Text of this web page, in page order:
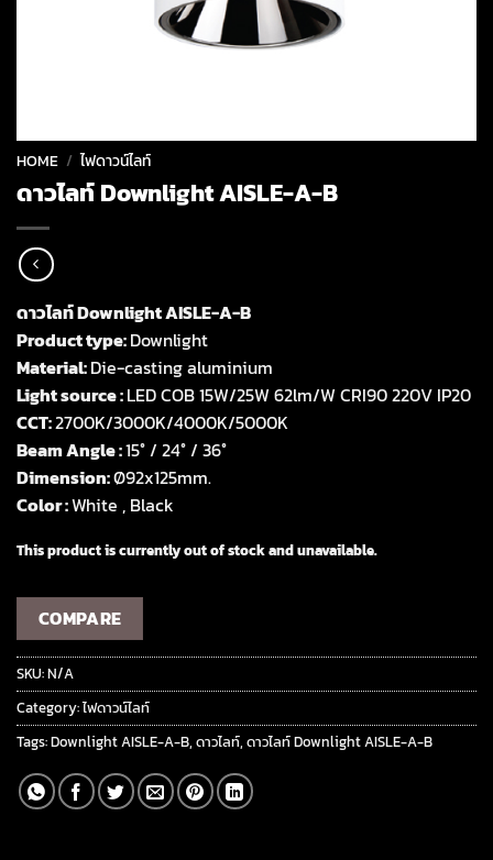
HOME / ไฟดาวน์ไลท์
ดาวไลท์ Downlight AISLE-A-B
ดาวไลท์ Downlight AISLE-A-B
Product type:Downlight
Material:Die-casting aluminium
Light source :LED COB 15W/25W 62lm/W CRI90 220V IP20
CCT:2700K/3000K/4000K/5000K
Beam Angle :15° / 24° / 36°
Dimension:Ø92x125mm.
Color :White , Black
This product is currently out of stock and unavailable.
COMPARE
SKU:N/A
Category:ไฟดาวน์ไลท์
Tags:Downlight AISLE-A-B, ดาวไลท์, ดาวไลท์ Downlight AISLE-A-B